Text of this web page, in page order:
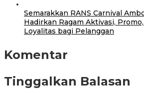
Semarakkan RANS Carnival
Hadirkan Ragam Aktivasi,
Loyalitas bagi Pelanggan
Komentar
Tinggalkan Balasan